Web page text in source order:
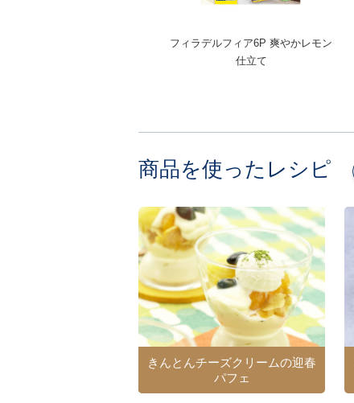
フィラデルフィア6P 爽やかレモン
仕立て
商品を使ったレシピ
きんとんチーズクリームの迎春
パフェ